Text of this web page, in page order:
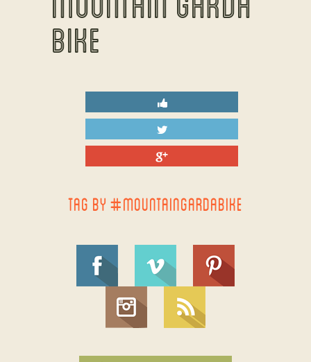
BIKE
TAG BY #MOUNTAINGARDABIKE